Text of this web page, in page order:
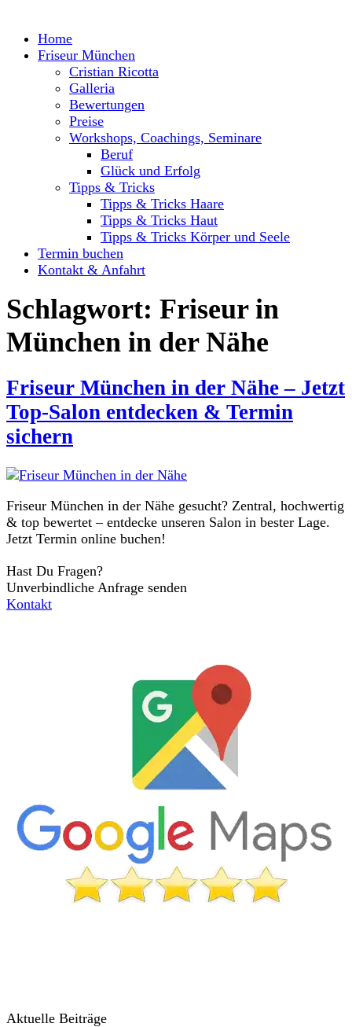
Home
Friseur München
Cristian Ricotta
Galleria
Bewertungen
Preise
Workshops, Coachings, Seminare
Beruf
Glück und Erfolg
Tipps & Tricks
Tipps & Tricks Haare
Tipps & Tricks Haut
Tipps & Tricks Körper und Seele
Termin buchen
Kontakt & Anfahrt
Schlagwort: Friseur in
München in der Nähe
Friseur München in der Nähe – Jetzt
Top-Salon entdecken & Termin
sichern
Friseur München in der Nähe gesucht? Zentral, hochwertig
& top bewertet – entdecke unseren Salon in bester Lage.
Jetzt Termin online buchen!
Hast Du Fragen?
Unverbindliche Anfrage senden
Kontakt
Aktuelle Beiträge